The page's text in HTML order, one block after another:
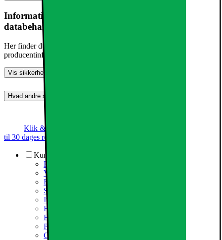
Information om produktsikkerhed og
databehandling
Her finder du information om generel produktsikkerhed og
producentinformation
Vis sikkerhedsoplysninger
Hvad andre synes (0)
Klik & Hent
til 30 dages returret
Kundeservice
Kundeservice
Varehuse / åbningstider
Elgigantens kundefordele
Services
Information om spam/phishing-emails og SMS
Fortrydelsesret
Elgigantens privatlivspolitik
Partner
Cookiepolitik